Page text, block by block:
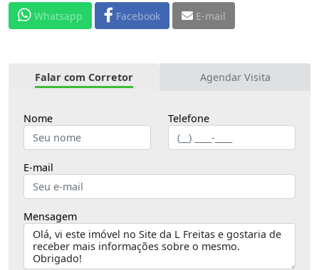
Whatsapp Facebook E-mail
Falar com Corretor Agendar Visita
Nome Telefone
E-mail
Mensagem